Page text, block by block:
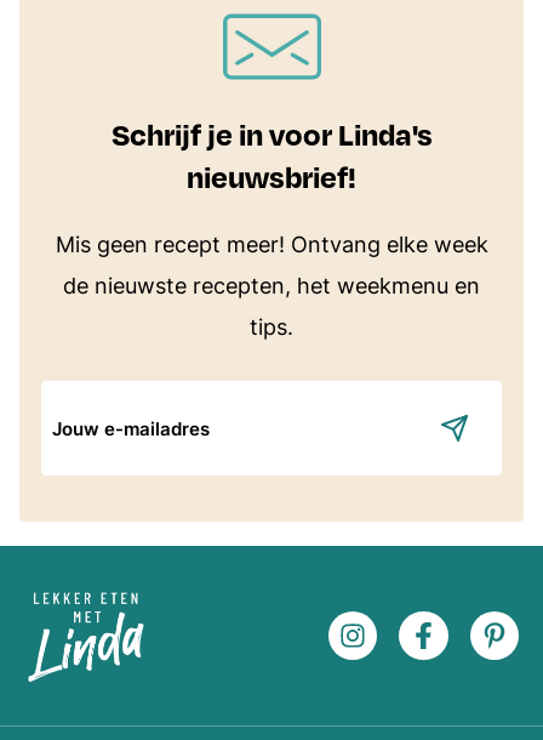
Schrijf je in voor Linda's
nieuwsbrief!
Mis geen recept meer! Ontvang elke week
de nieuwste recepten, het weekmenu en
tips.
mailadres